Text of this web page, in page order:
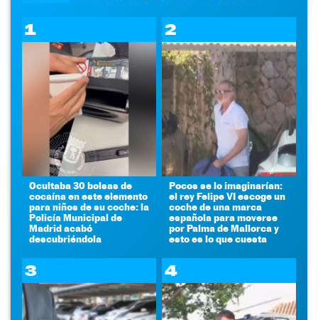
1
Ocultaba 30 bolsas de
cocaína en este elemento
para niños de su coche: la
Policía Municipal de
Madrid acabó
descubriéndola
2
Pocos se lo imaginarían:
el rey Felipe VI escoge un
coche de una marca
española para moverse
por Palma de Mallorca y
esto es lo que cuesta
3 4